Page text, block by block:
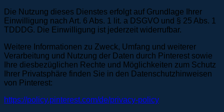
Die Nutzung dieses Dienstes erfolgt auf Grundlage Ihrer
Einwilligung nach Art. 6 Abs. 1 lit. a DSGVO und § 25 Abs. 1
TDDDG. Die Einwilligung ist jederzeit widerrufbar.
Weitere Informationen zu Zweck, Umfang und weiterer
Verarbeitung und Nutzung der Daten durch Pinterest sowie
Ihre diesbezüglichen Rechte und Möglichkeiten zum Schutz
Ihrer Privatsphäre finden Sie in den Datenschutzhinweisen
von Pinterest:
https://policy.pinterest.com/de/privacy-policy